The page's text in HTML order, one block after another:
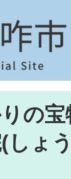
の
しょ